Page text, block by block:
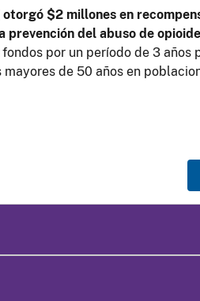
$2 millones en
del abuso de
por un período de 3 años
de 50 años en